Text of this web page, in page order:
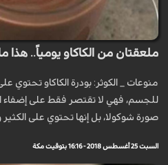
ملعقتان من الكاكاو يومياً.. هذا
منوعات _ الكوثر: بودرة الكاكاو تحتوي
للجسم، فهي لا تقتصر فقط على إضفاء
صورة شوكولا، بل إنها تحتوي على الكثير
السبت 25 أغسطس 2018 - 16:16 بتوقيت مكة